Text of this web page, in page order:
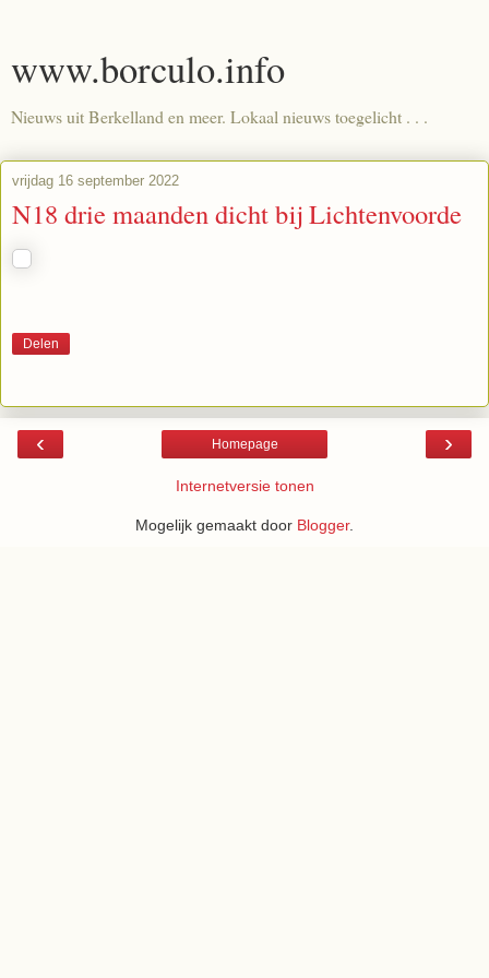
www.borculo.info
Nieuws uit Berkelland en meer. Lokaal nieuws toegelicht . . .
vrijdag 16 september 2022
N18 drie maanden dicht bij Lichtenvoorde
Delen
‹ ›
Homepage
Internetversie tonen
Mogelijk gemaakt door Blogger.